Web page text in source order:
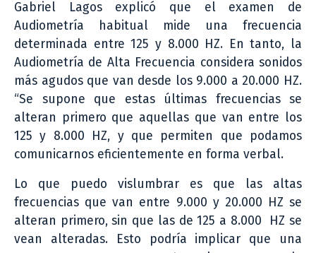
Gabriel Lagos explicó que el examen de
Audiometría habitual mide una frecuencia
determinada entre 125 y 8.000 HZ. En tanto, la
Audiometría de Alta Frecuencia considera sonidos
más agudos que van desde los 9.000 a 20.000 HZ.
“Se supone que estas últimas frecuencias se
alteran primero que aquellas que van entre los
125 y 8.000 HZ, y que permiten que podamos
comunicarnos eficientemente en forma verbal.
Lo que puedo vislumbrar es que las altas
frecuencias que van entre 9.000 y 20.000 HZ se
alteran primero, sin que las de 125 a 8.000 HZ se
vean alteradas. Esto podría implicar que una